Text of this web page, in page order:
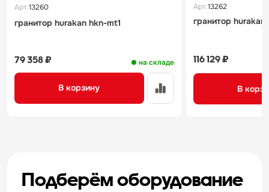
Арт.13260
гранитор hurakan hkn-mt1
на складе
79 358 ₽
В корзину
Арт.13262
гранитор
116 129 ₽
В
Подберём оборудование